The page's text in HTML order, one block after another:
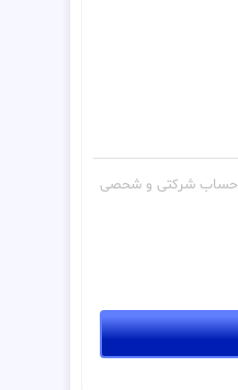
حساب شرکتی و شحصی